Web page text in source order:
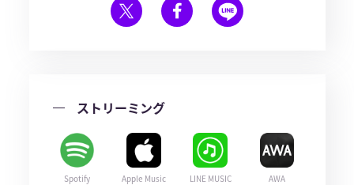
ストリーミング
Spotify Apple Music LINE MUSIC AWA